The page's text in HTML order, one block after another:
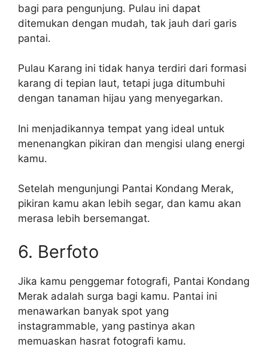
bagi para pengunjung. Pulau ini dapat
ditemukan dengan mudah, tak jauh dari garis
pantai.
Pulau Karang ini tidak hanya terdiri dari formasi
karang di tepian laut, tetapi juga ditumbuhi
dengan tanaman hijau yang menyegarkan.
Ini menjadikannya tempat yang ideal untuk
menenangkan pikiran dan mengisi ulang energi
kamu.
Setelah mengunjungi Pantai Kondang Merak,
pikiran kamu akan lebih segar, dan kamu akan
merasa lebih bersemangat.
6. Berfoto
Jika kamu penggemar fotografi, Pantai Kondang
Merak adalah surga bagi kamu. Pantai ini
menawarkan banyak spot yang
instagrammable, yang pastinya akan
memuaskan hasrat fotografi kamu.